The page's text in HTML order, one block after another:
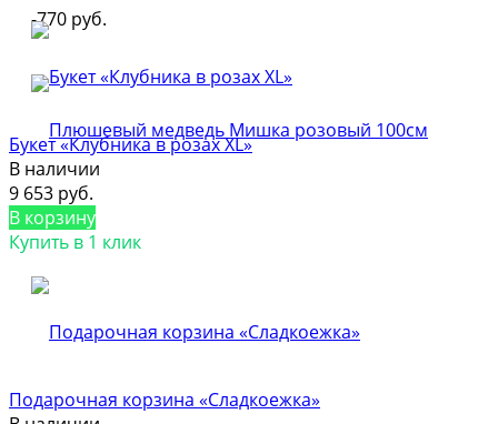
-770 руб.
Букет «Клубника в розах XL»
В наличии
9 653 руб.
В корзину
Купить в 1 клик
Подарочная корзина «Сладкоежка»